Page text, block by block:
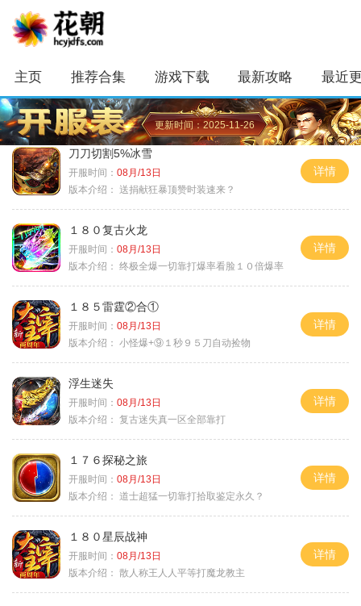
主页 推荐合集 游戏下载 最新攻略 最近
更新时间：2025-11-26
刀刀切割5%冰雪
开服时间： 08月/13日
版本介绍： 送捐献狂暴顶赞时装速来？
详情
１８０复古火龙
开服时间： 08月/13日
版本介绍： 终极全爆一切靠打爆率看脸１０倍爆率
详情
１８５雷霆②合①
开服时间： 08月/13日
版本介绍： 小怪爆+⑨１秒９５刀自动捡物
详情
浮生迷失
开服时间： 08月/13日
版本介绍： 复古迷失真一区全部靠打
详情
１７６探秘之旅
开服时间： 08月/13日
版本介绍： 道士超猛一切靠打拾取鉴定永久？
详情
１８０星辰战神
开服时间： 08月/13日
版本介绍： 散人称王人人平等打魔龙教主
详情